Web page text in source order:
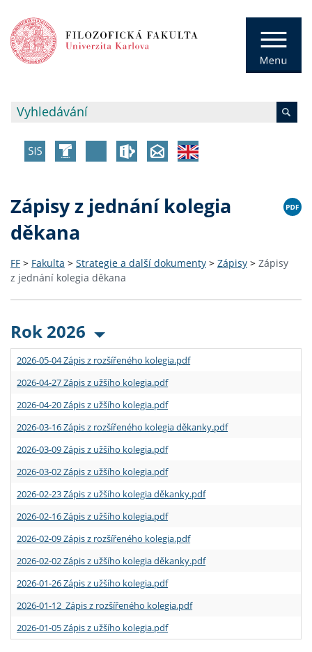
Zápisy z jednání kolegia
děkana
FF > Fakulta > Strategie a další dokumenty > Zápisy > Zápisy
z jednání kolegia děkana
Rok 2026
2026-05-04 Zápis z rozšířeného kolegia.pdf
2026-04-27 Zápis z užšího kolegia.pdf
2026-04-20 Zápis z užšího kolegia.pdf
2026-03-16 Zápis z rozšířeného kolegia děkanky.pdf
2026-03-09 Zápis z užšího kolegia.pdf
2026-03-02 Zápis z užšího kolegia.pdf
2026-02-23 Zápis z užšího kolegia děkanky.pdf
2026-02-16 Zápis z užšího kolegia.pdf
2026-02-09 Zápis z rozšířeného kolegia.pdf
2026-02-02 Zápis z užšího kolegia děkanky.pdf
2026-01-26 Zápis z užšího kolegia.pdf
2026-01-12 Zápis z rozšířeného kolegia.pdf
2026-01-05 Zápis z užšího kolegia.pdf